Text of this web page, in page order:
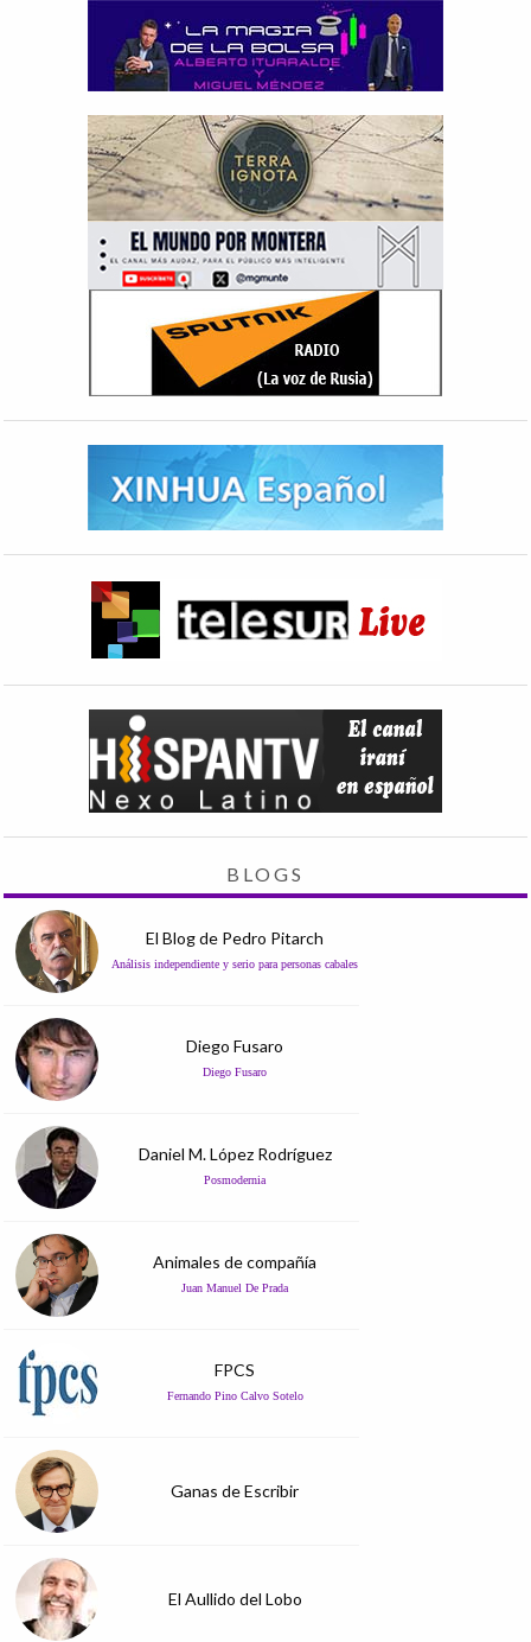
BLOGS
El Blog de Pedro Pitarch
Análisis independiente y serio para personas cabales
Diego Fusaro
Diego Fusaro
Daniel M. López Rodríguez
Posmodernia
Animales de compañía
Juan Manuel De Prada
FPCS
Fernando Pino Calvo Sotelo
Ganas de Escribir
El Aullido del Lobo